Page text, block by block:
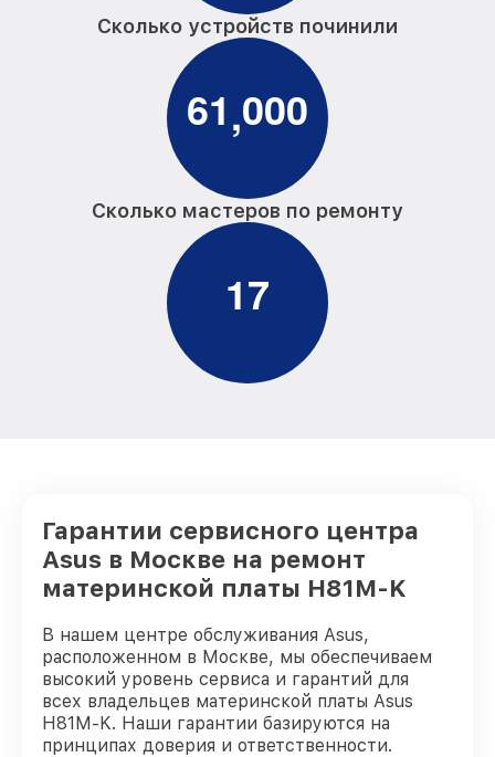
Сколько устройств починили
61,000
Сколько мастеров по ремонту
17
Гарантии сервисного центра
Asus в Москве на ремонт
материнской платы H81M-K
В нашем центре обслуживания Asus,
расположенном в Москве, мы обеспечиваем
высокий уровень сервиса и гарантий для
всех владельцев материнской платы Asus
H81M-K. Наши гарантии базируются на
принципах доверия и ответственности.